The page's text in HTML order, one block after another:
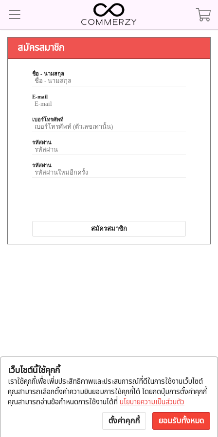
แจ้งโอน บัญชี พูดคุย
เว็บไซต์นี้ใช้คุกกี้
เราใช้คุกกี้เพื่อเพิ่มประสิทธิภาพและประสบการณ์ที่ดีในการใช้งานเว็บไซต์
คุณสามารถเลือกตั้งค่าความยินยอมการใช้คุกกี้ได้ โดยกดปุ่มการตั้งค่าคุกกี้
คุณสามารถอ่านข้อกำหนดการใช้งานได้ที่ นโยบายความเป็นส่วนตัว
ตั้งค่าคุกกี้ ยอมรับทั้งหมด
สมัครสมาชิก
ชื่อ - นามสกุล
E-mail
เบอร์โทรศัพท์
รหัสผ่าน
รหัสผ่าน
สมัครสมาชิก